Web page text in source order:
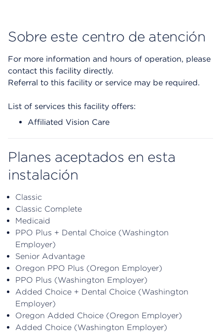
Sobre este centro de atención
For more information and hours of operation, please
contact this facility directly.
Referral to this facility or service may be required.
List of services this facility offers:
Affiliated Vision Care
Planes aceptados en esta
instalación
Classic
Classic Complete
Medicaid
PPO Plus + Dental Choice (Washington
Employer)
Senior Advantage
Oregon PPO Plus (Oregon Employer)
PPO Plus (Washington Employer)
Added Choice + Dental Choice (Washington
Employer)
Oregon Added Choice (Oregon Employer)
Added Choice (Washington Employer)